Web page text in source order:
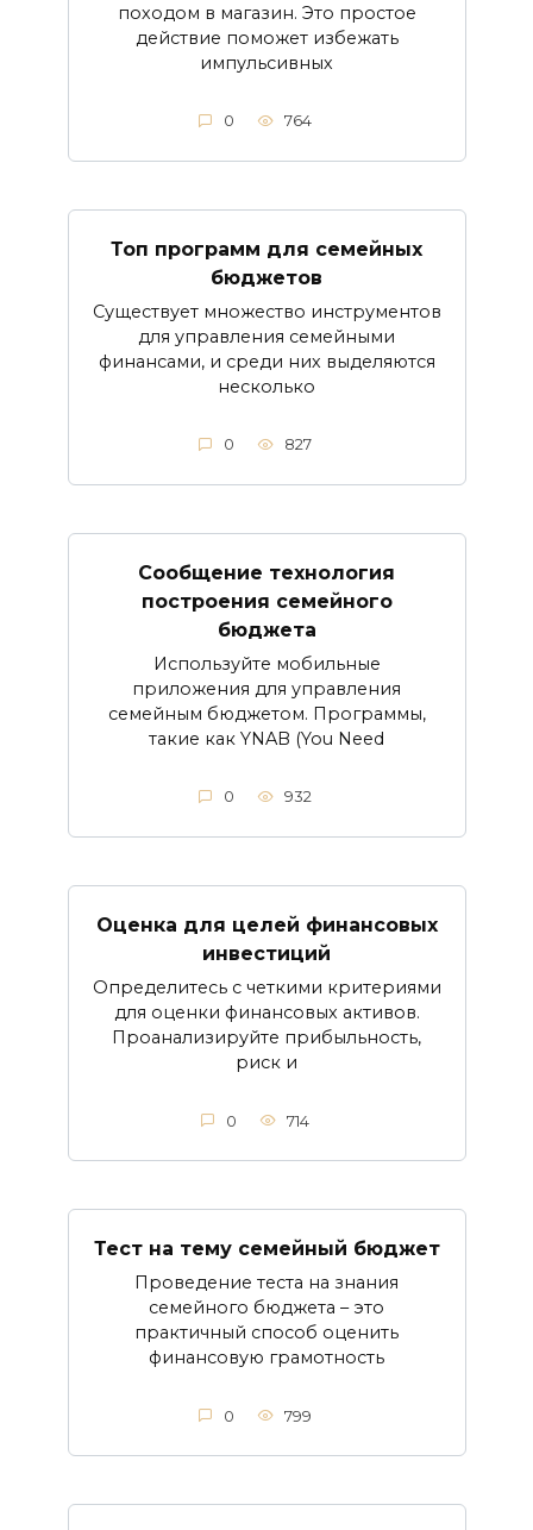
походом в магазин. Это простое
действие поможет избежать
импульсивных
0 764
Топ программ для семейных
бюджетов
Существует множество инструментов
для управления семейными
финансами, и среди них выделяются
несколько
0 827
Сообщение технология
построения семейного
бюджета
Используйте мобильные
приложения для управления
семейным бюджетом. Программы,
такие как YNAB (You Need
0 932
Оценка для целей финансовых
инвестиций
Определитесь с четкими критериями
для оценки финансовых активов.
Проанализируйте прибыльность,
риск и
0 714
Тест на тему семейный бюджет
Проведение теста на знания
семейного бюджета – это
практичный способ оценить
финансовую грамотность
0 799